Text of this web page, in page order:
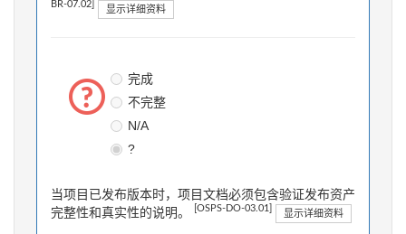
BR-07.02] 显示详细资料
完成
不完整
N/A
?
当项目已发布版本时，项目文档必须包含验证发布资产
完整性和真实性的说明。
[OSPS-DO-03.01] 显示详细资料